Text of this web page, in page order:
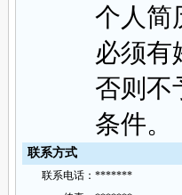
个人简
必须有
否则不
条件。
联系方式
联系电话： *******